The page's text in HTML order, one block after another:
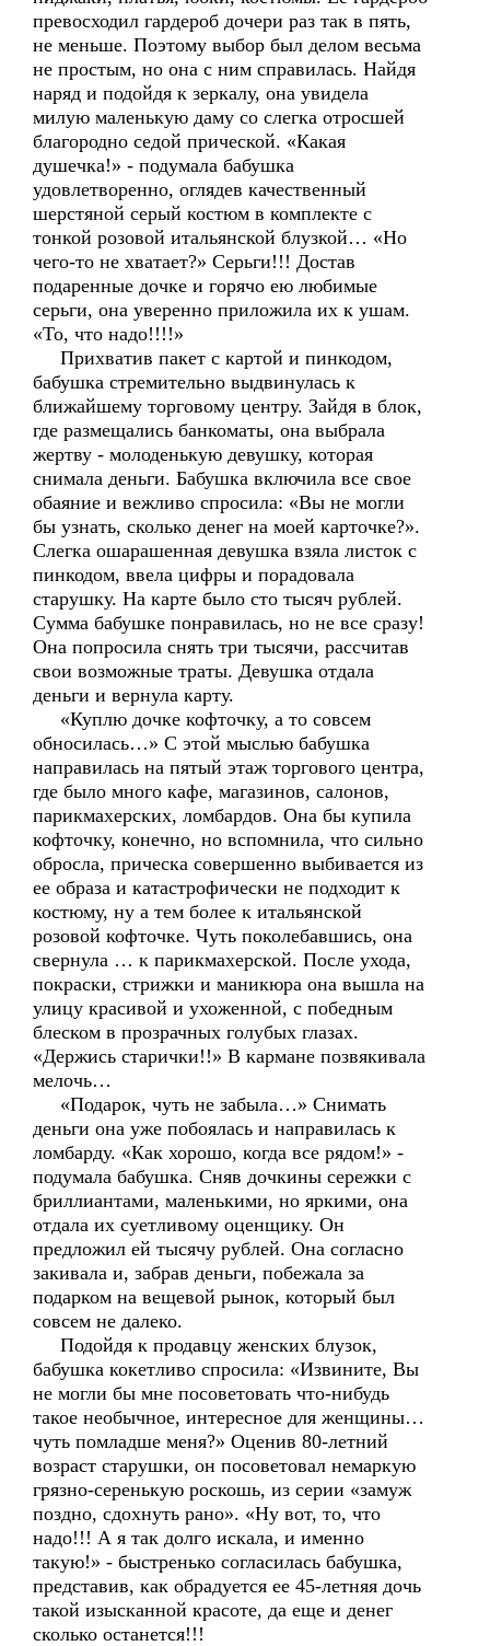
превосходил гардероб дочери раз так в пять,
не меньше. Поэтому выбор был делом весьма
не простым, но она с ним справилась. Найдя
наряд и подойдя к зеркалу, она увидела
милую маленькую даму со слегка отросшей
благородно седой прической. «Какая
душечка!» - подумала бабушка
удовлетворенно, оглядев качественный
шерстяной серый костюм в комплекте с
тонкой розовой итальянской блузкой… «Но
чего-то не хватает?» Серьги!!! Достав
подаренные дочке и горячо ею любимые
серьги, она уверенно приложила их к ушам.
«То, что надо!!!!»
Прихватив пакет с картой и пинкодом,
бабушка стремительно выдвинулась к
ближайшему торговому центру. Зайдя в блок,
где размещались банкоматы, она выбрала
жертву - молоденькую девушку, которая
снимала деньги. Бабушка включила все свое
обаяние и вежливо спросила: «Вы не могли
бы узнать, сколько денег на моей карточке?».
Слегка ошарашенная девушка взяла листок с
пинкодом, ввела цифры и порадовала
старушку. На карте было сто тысяч рублей.
Сумма бабушке понравилась, но не все сразу!
Она попросила снять три тысячи, рассчитав
свои возможные траты. Девушка отдала
деньги и вернула карту.
«Куплю дочке кофточку, а то совсем
обносилась…» С этой мыслью бабушка
направилась на пятый этаж торгового центра,
где было много кафе, магазинов, салонов,
парикмахерских, ломбардов. Она бы купила
кофточку, конечно, но вспомнила, что сильно
обросла, прическа совершенно выбивается из
ее образа и катастрофически не подходит к
костюму, ну а тем более к итальянской
розовой кофточке. Чуть поколебавшись, она
свернула … к парикмахерской. После ухода,
покраски, стрижки и маникюра она вышла на
улицу красивой и ухоженной, с победным
блеском в прозрачных голубых глазах.
«Держись старички!!» В кармане позвякивала
мелочь…
«Подарок, чуть не забыла…» Снимать
деньги она уже побоялась и направилась к
ломбарду. «Как хорошо, когда все рядом!» -
подумала бабушка. Сняв дочкины сережки с
бриллиантами, маленькими, но яркими, она
отдала их суетливому оценщику. Он
предложил ей тысячу рублей. Она согласно
закивала и, забрав деньги, побежала за
подарком на вещевой рынок, который был
совсем не далеко.
Подойдя к продавцу женских блузок,
бабушка кокетливо спросила: «Извините, Вы
не могли бы мне посоветовать что-нибудь
такое необычное, интересное для женщины…
чуть помладше меня?» Оценив 80-летний
возраст старушки, он посоветовал немаркую
грязно-серенькую роскошь, из серии «замуж
поздно, сдохнуть рано». «Ну вот, то, что
надо!!! А я так долго искала, и именно
такую!» - быстренько согласилась бабушка,
представив, как обрадуется ее 45-летняя дочь
такой изысканной красоте, да еще и денег
сколько останется!!!